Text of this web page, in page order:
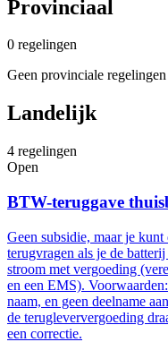
Provinciaal
0 regelingen
Geen provinciale
Landelijk
4 regelingen
Open
BTW-teruggave
Geen subsidie, maar je
terugvragen als je de
stroom met vergoeding
en een EMS).
naam, en geen deelname
de terugleververgoeding
een correctie.